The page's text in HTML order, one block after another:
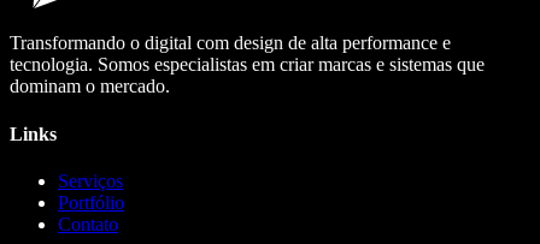
Transformando o digital com design de alta performance e
tecnologia. Somos especialistas em criar marcas e sistemas que
dominam o mercado.
Links
Serviços
Portfólio
Contato